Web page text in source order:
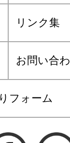
リンク集
お問い合
フォーム